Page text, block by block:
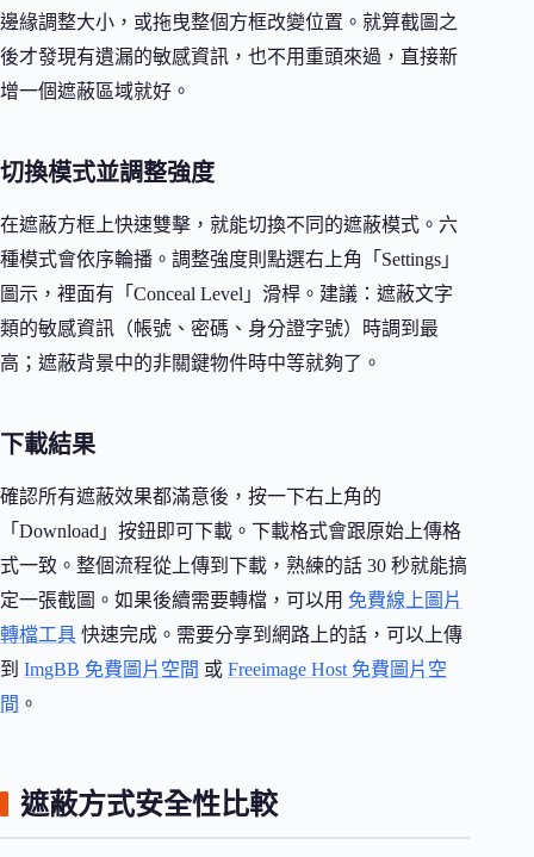
邊緣調整大小，或拖曳整個方框改變位置。就算截圖之
後才發現有遺漏的敏感資訊，也不用重頭來過，直接新
增一個遮蔽區域就好。
切換模式並調整強度
在遮蔽方框上快速雙擊，就能切換不同的遮蔽模式。六
種模式會依序輪播。調整強度則點選右上角「Settings」
圖示，裡面有「Conceal Level」滑桿。建議：遮蔽文字
類的敏感資訊（帳號、密碼、身分證字號）時調到最
高；遮蔽背景中的非關鍵物件時中等就夠了。
下載結果
確認所有遮蔽效果都滿意後，按一下右上角的
「Download」按鈕即可下載。下載格式會跟原始上傳格
式一致。整個流程從上傳到下載，熟練的話 30 秒就能搞
定一張截圖。如果後續需要轉檔，可以用 免費線上圖片
轉檔工具 快速完成。需要分享到網路上的話，可以上傳
到 ImgBB 免費圖片空間 或 Freeimage Host 免費圖片空
間 。
遮蔽方式安全性比較